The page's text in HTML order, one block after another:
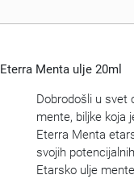
Eterra Menta ulje 20ml
Dobrodošli u svet
mente, biljke koja
Eterra Menta
svojih
Etarsko ulje